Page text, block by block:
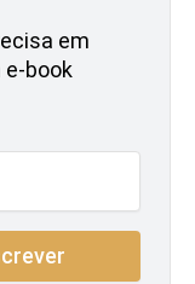
em
e-book